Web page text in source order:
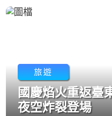
旅遊
國慶焰火重返
夜空炸裂登場